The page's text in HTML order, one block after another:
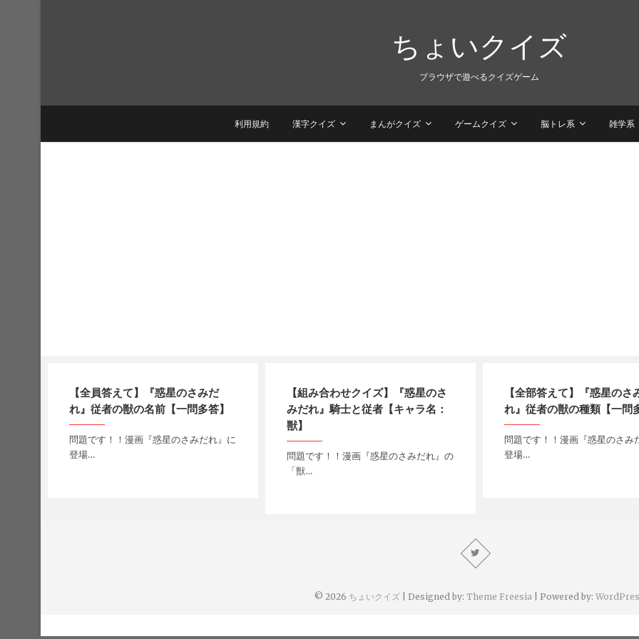
ちょいクイズ
ブラウザで遊べるクイズゲーム
利用規約 漢字クイズ まんがクイズ ゲームクイズ 脳トレ系 雑学系
【全員答えて】『惑星のさみだ
れ』従者の獣の名前【一問多答】
問題です！！漫画『惑星のさみだれ』に
登場…
【組み合わせクイズ】『惑星のさ
みだれ』騎士と従者【キャラ名：
獣】
問題です！！漫画『惑星のさみだれ』の
「獣…
【全部答えて】『惑星のさ
れ』従者の獣の種類【一問
問題です！！漫画『惑星のさみ
登場…
© 2026 ちょいクイズ| Designed by: Theme Freesia| Powered by: